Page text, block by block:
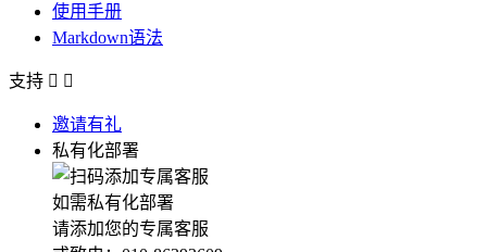
使用手册
Markdown语法
支持  
邀请有礼
私有化部署
如需私有化部署
请添加您的专属客服